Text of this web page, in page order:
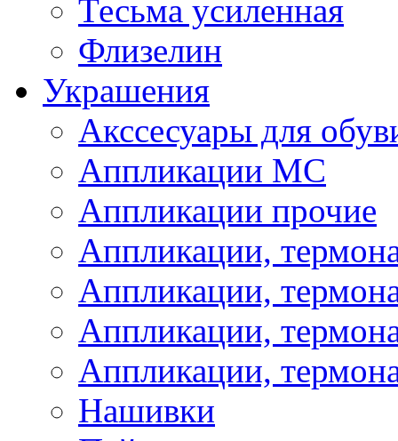
Тесьма усиленная
Флизелин
Украшения
Акссесуары для
Аппликации МС
Аппликации прочие
Аппликации,
Аппликации,
Аппликации,
Аппликации,
Нашивки